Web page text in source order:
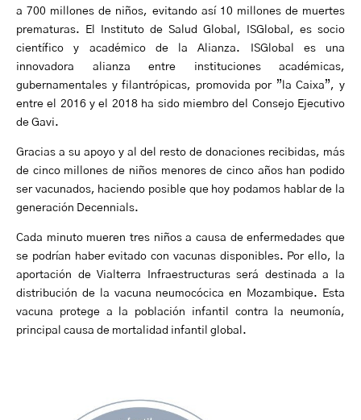
a 700 millones de niños, evitando así 10 millones de muertes
prematuras. El Instituto de Salud Global, ISGlobal, es socio
científico y académico de la Alianza. ISGlobal es una
innovadora alianza entre instituciones académicas,
gubernamentales y filantrópicas, promovida por ”la Caixa”, y
entre el 2016 y el 2018 ha sido miembro del Consejo Ejecutivo
de Gavi.
Gracias a su apoyo y al del resto de donaciones recibidas, más
de cinco millones de niños menores de cinco años han podido
ser vacunados, haciendo posible que hoy podamos hablar de la
generación Decennials.
Cada minuto mueren tres niños a causa de enfermedades que
se podrían haber evitado con vacunas disponibles. Por ello, la
aportación de Vialterra Infraestructuras será destinada a la
distribución de la vacuna neumocócica en Mozambique. Esta
vacuna protege a la población infantil contra la neumonía,
principal causa de mortalidad infantil global.